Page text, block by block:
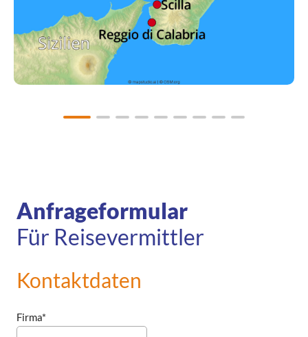
Anfrageformular
Für Reisevermittler
Kontaktdaten
Firma*